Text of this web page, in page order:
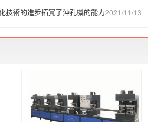
2021/11/13
技術的進步拓寬了沖孔機的能力